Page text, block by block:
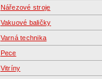
Nářezové stroje
Vakuové baličky
Varná technika
Pece
Vitríny